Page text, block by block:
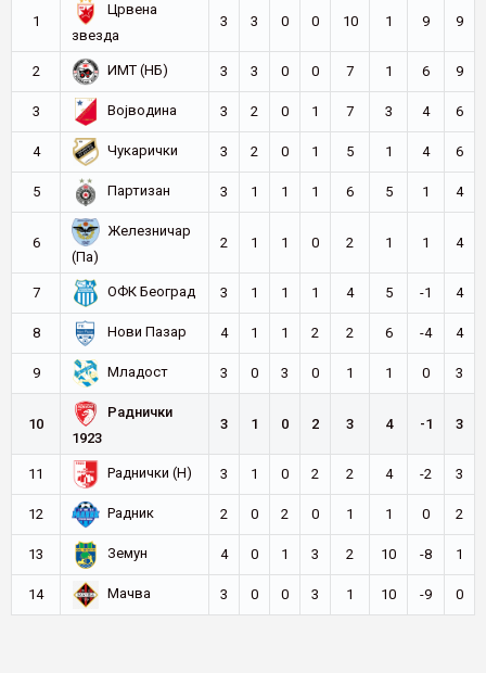
1
Црвена
звезда
3 3 0 0 10 1 9 9
2 ИМТ (НБ) 3 3 0 0 7 1 6 9
3 Војводина 3 2 0 1 7 3 4 6
4 Чукарички 3 2 0 1 5 1 4 6
5 Партизан 3 1 1 1 6 5 1 4
6
Железничар
(Па)
2 1 1 0 2 1 1 4
7 ОФК Београд 3 1 1 1 4 5 -1 4
8 Нови Пазар 4 1 1 2 2 6 -4 4
9 Младост 3 0 3 0 1 1 0 3
10
Раднички
1923
3 1 0 2 3 4 -1 3
11 Раднички (Н) 3 1 0 2 2 4 -2 3
12 Радник 2 0 2 0 1 1 0 2
13 Земун 4 0 1 3 2 10 -8 1
14 Мачва 3 0 0 3 1 10 -9 0